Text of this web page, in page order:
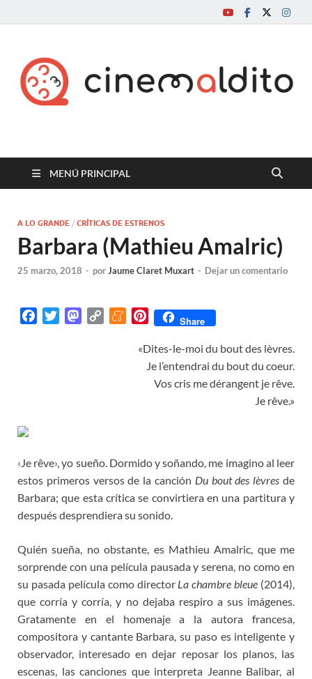
Cine maldito
MENÚ PRINCIPAL
A LO GRANDE / CRÍTICAS DE ESTRENOS
Barbara (Mathieu Amalric)
25 marzo, 2018 - porJaume Claret Muxart - Dejar un comentario
M
M
P
n
t
Share
«Dites-le-moi du bout des lèvres.
Je l’entendrai du bout du coeur.
Vos cris me dérangent je rêve.
Je rêve.»
‹Je rêve›, yo sueño. Dormido y soñando, me imagino al leer
estos primeros versos de la canción Du bout des lèvres de
Barbara; que esta crítica se convirtiera en una partitura y
después desprendiera su sonido.
Quién sueña, no obstante, es Mathieu Amalric, que me
sorprende con una película pausada y serena, no como en
su pasada película como director La chambre bleue (2014),
que corría y corría, y no dejaba respiro a sus imágenes.
Gratamente en el homenaje a la autora francesa,
compositora y cantante Barbara, su paso es inteligente y
observador, interesado en dejar reposar los planos, las
escenas, las canciones que interpreta Jeanne Balibar, al